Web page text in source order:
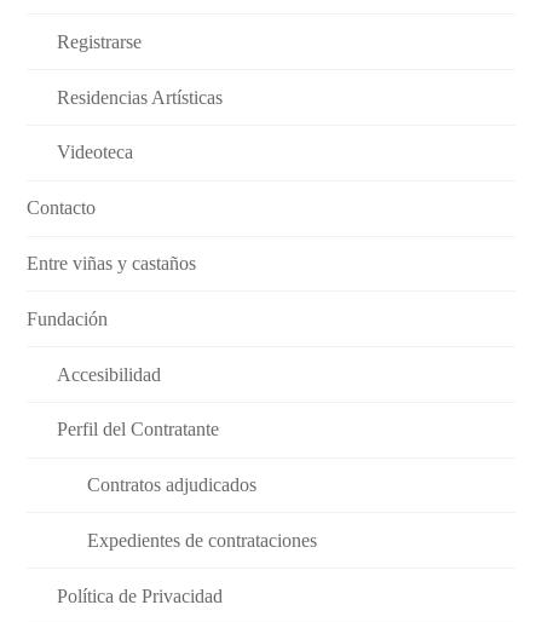
Registrarse
Residencias Artísticas
Videoteca
Contacto
Entre viñas y castaños
Fundación
Accesibilidad
Perfil del Contratante
Contratos adjudicados
Expedientes de contrataciones
Política de Privacidad